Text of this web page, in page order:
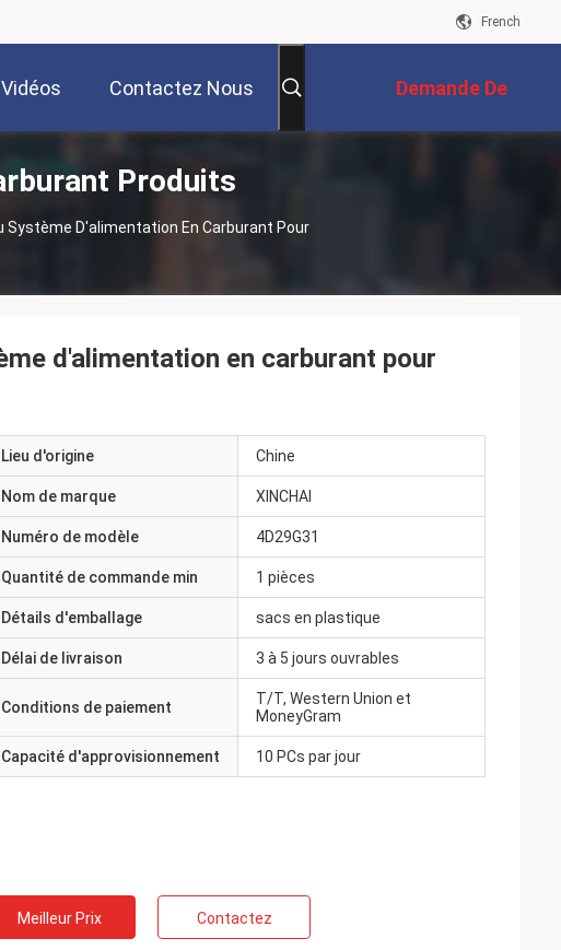
French
Vidéos Contactez Nous Demande De
Soumission
Produits
Système D'alimentation En Carburant Pour
d'alimentation en carburant pour
Lieu d'origine Chine
Nom de marque XINCHAI
Numéro de modèle 4D29G31
Quantité de commande min 1 pièces
Détails d'emballage sacs en plastique
Délai de livraison 3 à 5 jours ouvrables
Conditions de paiement
T/T, Western Union et
MoneyGram
Capacité d'approvisionnement 10 PCs par jour
Meilleur Prix Contactez